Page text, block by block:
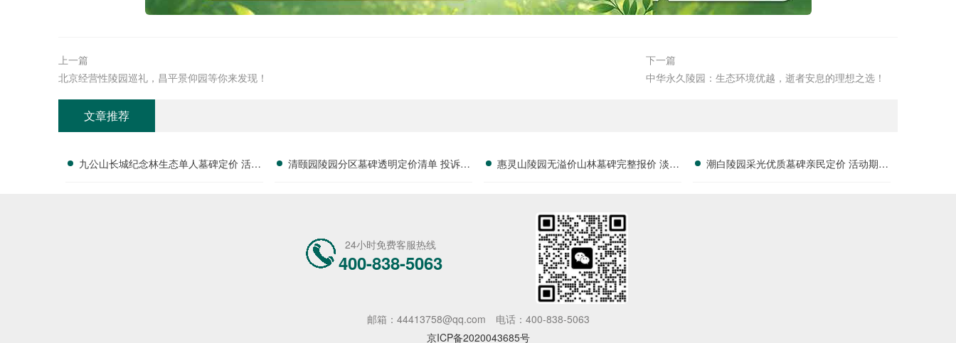
上一篇
北京经营性陵园巡礼，昌平景仰园等你来发现！
下一篇
中华永久陵园：生态环境优越，逝者安息的理想之选！
文章推荐
九公山长城纪念林生态单人墓碑定价 活动
清颐园陵园分区墓碑透明定价清单 投诉维
惠灵山陵园无溢价山林墓碑完整报价 淡季
潮白陵园采光优质墓碑亲民定价 活动期延
24小时免费客服热线
400-838-5063
邮箱：44413758@qq.com
电话：400-838-5063
京ICP备2020043685号